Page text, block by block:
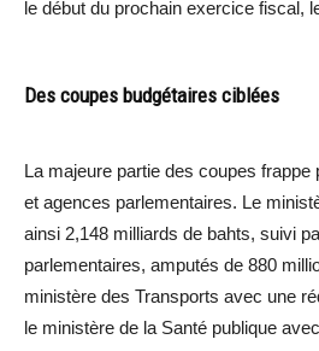
le début du prochain exercice fiscal,
Des coupes budgétaires ciblées
La majeure partie des coupes
et agences parlementaires. Le
ainsi 2,148 milliards de bahts, suivi
parlementaires, amputés de 880
ministère des Transports avec une
le ministère de la Santé publique